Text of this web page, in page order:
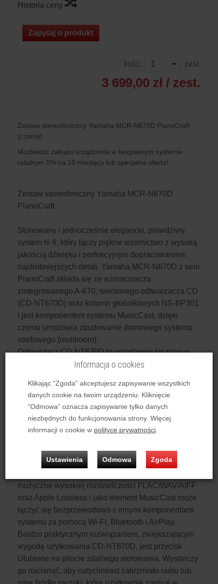
Historia ceny
Zapytaj o produkt
Ilość: zest.
3 699,00 zł / zest.
Zestaw stereofoniczny Yamaha MCR-N670D PianoCraft
(czarny)
Możliwość zakupu urządzenia w bezpłatnym systemie
ratalnym 0% na 10 miesięcy lub specjalna oferta!
Zestaw stereofoniczny Yamaha MCR-N670D
PianoCraft
Stonowany i jednocześnie elegancki, prawdziwy
system hi-fi, który łączy piękne wzornictwo z wysoką
jakością dźwięku i perfekcyjnym dopracowaniem
najdrobniejszych detali. Yamaha MCR-N670D z serii
PianoCraft składa się ze wzmacniacza
zintegrowanego A-670, sieciowego odtwarzacza CD
(CD-NT670D) oraz kolumn głośnikowych NS-BP301
i jest komponentem systemu MusicCast, dzięki
czemu umożliwia zbudowanie domowego systemu
strefowego (multiroom).
Odtwarzacz CD-NT670D to urządzenie łączące w
jednej obudowie odtwarzacz sieciowy, napęd płyt
korzystać z różnorodnych źródeł muzyki.
Funkcjonalność modelu zwiększa obsługa funkcji
sieciowych, zapewniających dostęp do
internetowych serwisów muzycznych, m.in. Spotify,
tablecie lub dysku NAS, a także tysięcy
internetowych stacji radiowych z całego świata
muzyczne wysokiej rozdzielczości FLAC/WAV/AIFF
oraz Apple Lossless i jako element MusicCast może
łączyć się bezprzewodowo z innymi komponentami
systemu za pomocą Wi-Fi, Bluetooth i AirPlay.
Bardzo praktycznym rozwiązaniem, zwiększającym
wygodę użytkowania CD-NT670D, jest przycisk
Ulubione na pilocie zdalnego sterowania. Wystarczy
go nacisnąć, aby natychmiast zabrzmiało radio lub
Informacja o cookies
Klikając “Zgoda” akceptujesz zapisywanie wszystkich
danych cookie na twoim urządzeniu. Kliknięcie
“Odmowa” oznacza zapisywanie tylko danych
niezbędnych do funkcjonowania strony. Więcej
informacji o cookie w polityce prywatności.
Ustawienia Odmowa Zgoda